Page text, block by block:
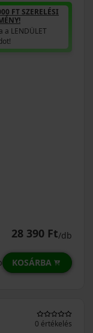
FT SZERELÉSI
a LENDÜLET
28 390 Ft/db
KOSÁRBA
0 értékelés